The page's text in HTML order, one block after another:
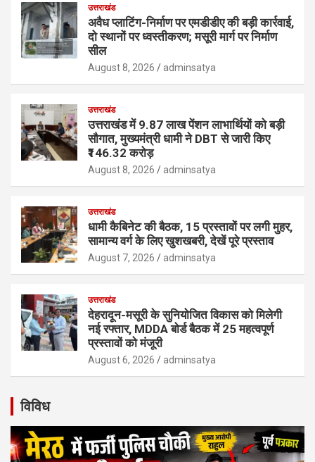
उत्तराखंड
अवैध प्लाटिंग-निर्माण पर एमडीडीए की बड़ी कार्रवाई,
दो स्थानों पर ध्वस्तीकरण; मसूरी मार्ग पर निर्माण
सील
August 8, 2026 adminsatya
उत्तराखंड
उत्तराखंड में 9.87 लाख पेंशन लाभार्थियों को बड़ी
सौगात, मुख्यमंत्री धामी ने DBT से जारी किए
₹146.32 करोड़
August 8, 2026 adminsatya
उत्तराखंड
धामी कैबिनेट की बैठक, 15 प्रस्तावों पर लगी मुहर,
सामान्य वर्ग के लिए खुशखबरी, देखें पूरे प्रस्ताव
August 7, 2026 adminsatya
उत्तराखंड
देहरादून-मसूरी के सुनियोजित विकास को मिलेगी
नई रफ्तार, MDDA बोर्ड बैठक में 25 महत्वपूर्ण
प्रस्तावों को मंजूरी
August 6, 2026 adminsatya
विविध